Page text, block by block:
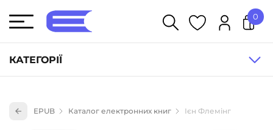
КАТЕГОРІЇ
Книги для дітей (833)
0
EPUB Каталог електронних книг Ієн Флемінг